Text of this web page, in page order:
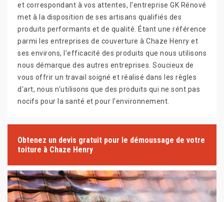
et correspondant à vos attentes, l'entreprise GK Rénové
met à la disposition de ses artisans qualifiés des
produits performants et de qualité. Étant une référence
parmi les entreprises de couverture à Chaze Henry et
ses environs, l'efficacité des produits que nous utilisons
nous démarque des autres entreprises. Soucieux de
vous offrir un travail soigné et réalisé dans les règles
d'art, nous n'utilisons que des produits qui ne sont pas
nocifs pour la santé et pour l'environnement.
Obtenez un devis gratuit pour le démoussage de votre
toiture à Chaze Henry